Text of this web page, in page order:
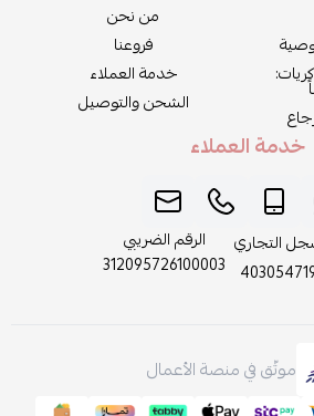
من نحن
فروعنا
خدمة العملاء
الشحن والتوصيل
خدمة العملاء
التجاري
الرقم الضريبي
312095726100003
موثّق في منصة الأعمال